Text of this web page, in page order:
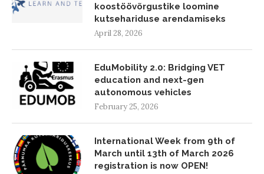
koostöövõrgustike loomine
kutsehariduse arendamiseks
April 28, 2026
EduMobility 2.0: Bridging VET
education and next-gen
autonomous vehicles
February 25, 2026
International Week from 9th of
March until 13th of March 2026
registration is now OPEN!